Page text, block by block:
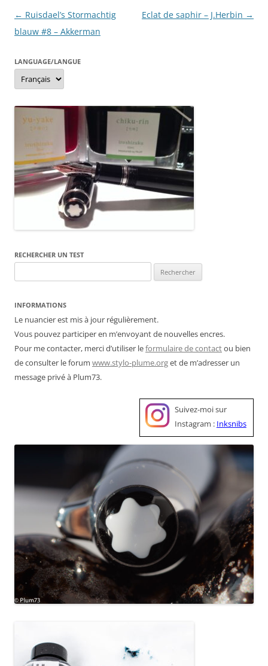
o
k
er
Navigation
des
← Ruisdael’s Stormachtig
blauw #8 – Akkerman
Eclat de saphir – J.Herbin →
LANGUAGE/LANGUE
Language/langue
RECHERCHER UN TEST
INFORMATIONS
Le nuancier est mis à jour régulièrement.
Vous pouvez participer en m’envoyant de nouvelles encres.
Pour me contacter, merci d’utiliser leformulaire de contactou bien
de consulter le forum www.stylo-plume.orget de m’adresser un
message privé à Plum73.
Suivez-moi sur
Instagram : Inksnibs